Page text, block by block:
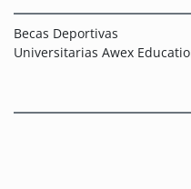
Becas Deportivas
Universitarias Awex